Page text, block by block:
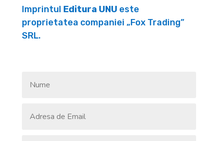
Imprintul Editura UNU este
proprietatea companiei „Fox Trading”
SRL.